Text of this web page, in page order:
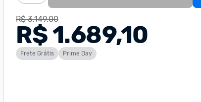
R$ 3.149,00
R$ 1.689,10
Frete Grátis Prime Day